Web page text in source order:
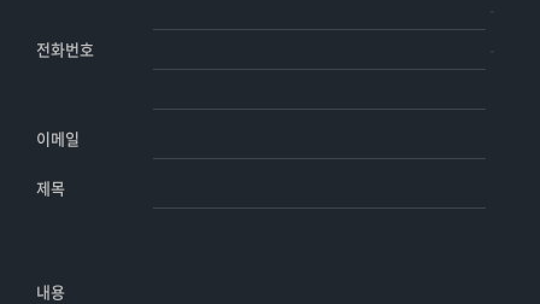
전화번호
이메일
제목
내용